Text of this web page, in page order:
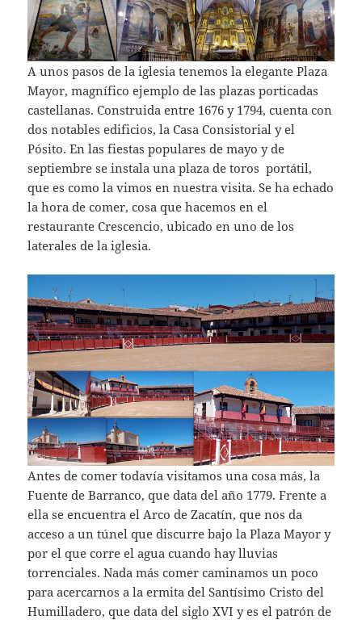
A unos pasos de la iglesia tenemos la elegante Plaza
Mayor, magnífico ejemplo de las plazas porticadas
castellanas. Construida entre 1676 y 1794, cuenta con
dos notables edificios, la Casa Consistorial y el
Pósito. En las fiestas populares de mayo y de
septiembre se instala una plaza de toros portátil,
que es como la vimos en nuestra visita. Se ha echado
la hora de comer, cosa que hacemos en el
restaurante Crescencio, ubicado en uno de los
laterales de la iglesia.
Antes de comer todavía visitamos una cosa más, la
Fuente de Barranco, que data del año 1779. Frente a
ella se encuentra el Arco de Zacatín, que nos da
acceso a un túnel que discurre bajo la Plaza Mayor y
por el que corre el agua cuando hay lluvias
torrenciales. Nada más comer caminamos un poco
para acercarnos a la ermita del Santísimo Cristo del
Humilladero, que data del siglo XVI y es el patrón de